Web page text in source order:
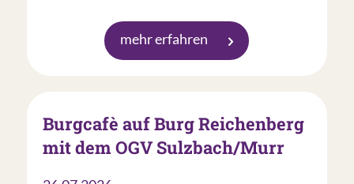
mehr erfahren
Burgcafè auf Burg Reichenberg
mit dem OGV Sulzbach/Murr